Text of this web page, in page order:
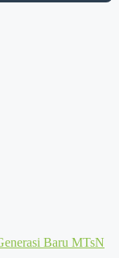
Baru MTsN